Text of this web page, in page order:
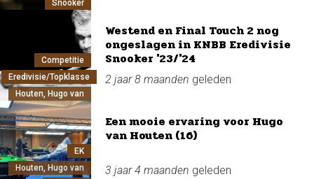
Snooker
Competitie
Eredivisie/Topklasse
Houten, Hugo van
Westend en Final Touch 2 nog
ongeslagen in KNBB Eredivisie
Snooker '23/'24
2 jaar 8 maanden geleden
EK
Houten, Hugo van
Een mooie ervaring voor Hugo
van Houten (16)
3 jaar 4 maanden geleden